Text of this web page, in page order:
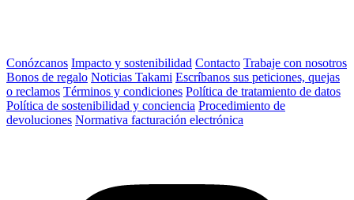
Conózcanos Impacto y sostenibilidad Contacto Trabaje con nosotros
Bonos de regalo Noticias Takami Escríbanos sus peticiones, quejas
o reclamos Términos y condiciones Política de tratamiento de datos
Política de sostenibilidad y conciencia Procedimiento de
devoluciones Normativa facturación electrónica